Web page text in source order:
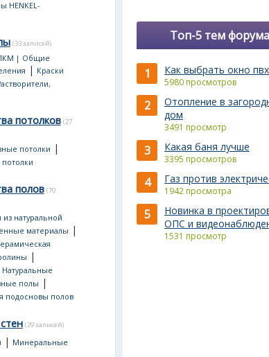
HENKEL-
(33 записей)
| Общие
| Краски
потолков (27
потолки |
полов (70
натуральной
материалы |
|
Натуральные
полы |
подосновы полов
(29 записей)
| Минеральные
Топ-5 тем форума
1 Как выбрать окно
5980 просмотров
2
Отопление в
дом
3491 просмотр
3 Какая баня лучше
3395 просмотров
4 Газ против
1942 просмотра
5
Новинка в
ОПС и
1531 просмотр